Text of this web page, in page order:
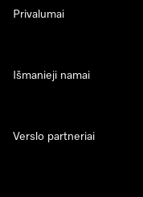
Privalumai
Išmanieji namai
Verslo partneriai